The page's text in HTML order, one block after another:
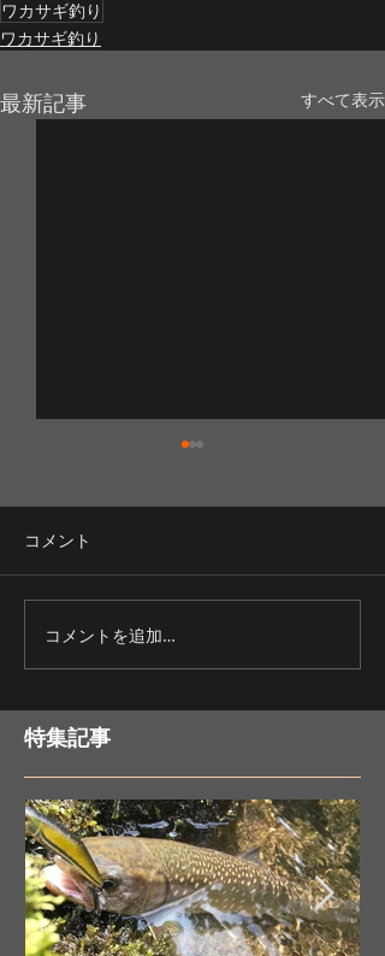
ワカサギ釣り
ワカサギ釣り
最新記事 すべて表示
ワカサギ釣りの醍醐味？
コメント
コメントを追加…
特集記事